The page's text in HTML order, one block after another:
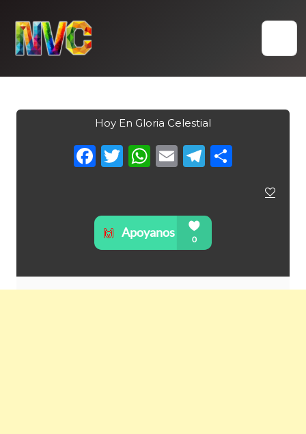
content
Hoy En Gloria Celestial
Facebook
Twitter
WhatsApp
Email